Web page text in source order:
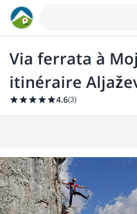
Via ferrata à
itinéraire
4.6(3)